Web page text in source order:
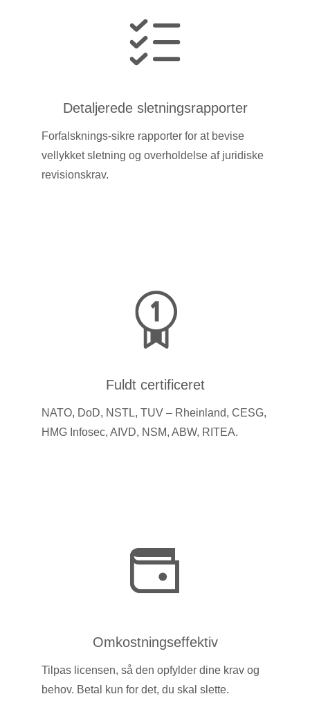
Detaljerede sletningsrapporter
Forfalsknings-sikre rapporter for at bevise
vellykket sletning og overholdelse af juridiske
revisionskrav.
Fuldt certificeret
NATO, DoD, NSTL, TUV – Rheinland, CESG,
HMG Infosec, AIVD, NSM, ABW, RITEA.
Omkostningseffektiv
Tilpas licensen, så den opfylder dine krav og
behov. Betal kun for det, du skal slette.